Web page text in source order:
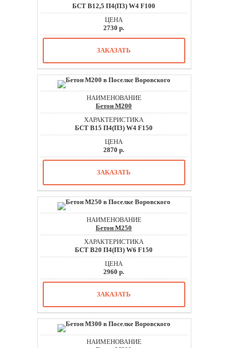
БСТ В12,5 П4(П3) W4 F100
2730 р.
ЗАКАЗАТЬ
Бетон М200
БСТ В15 П4(П3) W4 F150
2870 р.
ЗАКАЗАТЬ
Бетон М250
БСТ В20 П4(П3) W6 F150
2960 р.
ЗАКАЗАТЬ